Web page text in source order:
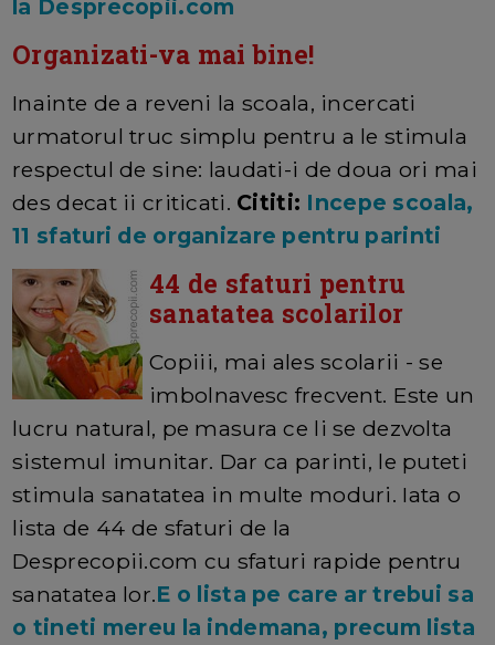
la Desprecopii.com
Organizati-va mai bine!
Inainte de a reveni la scoala, incercati
urmatorul truc simplu pentru a le stimula
respectul de sine: laudati-i de doua ori mai
des decat ii criticati. Cititi: Incepe scoala,
11 sfaturi de organizare pentru parinti
44 de sfaturi pentru
sanatatea scolarilor
Copiii, mai ales scolarii - se
imbolnavesc frecvent. Este un
lucru natural, pe masura ce li se dezvolta
sistemul imunitar. Dar ca parinti, le puteti
stimula sanatatea in multe moduri. Iata o
lista de 44 de sfaturi de la
Desprecopii.com cu sfaturi rapide pentru
sanatatea lor.E o lista pe care ar trebui sa
o tineti mereu la indemana, precum lista